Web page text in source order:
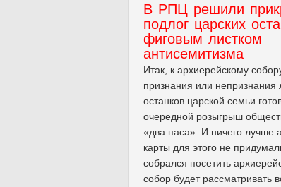
В РПЦ решили
подлог царских
фиговым листком
антисемитизма
Итак, к архиерейскому
признания или непризнания
останков царской семьи
очередной розыгрыш
«два паса». И ничего лучше
карты для этого не
собрался посетить
собор будет рассматривать